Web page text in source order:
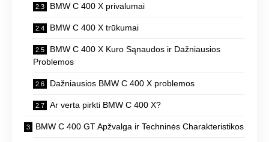
BMW C 400 X privalumai
BMW C 400 X trūkumai
BMW C 400 X Kuro Sąnaudos ir Dažniausios
Problemos
Dažniausios BMW C 400 X problemos
Ar verta pirkti BMW C 400 X?
BMW C 400 GT Apžvalga ir Techninės Charakteristikos